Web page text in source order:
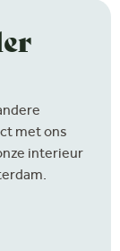
met ons
interieur